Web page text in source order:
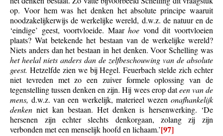
op. Voor hem was het denken het absolute principe waaruit
noodzakelijkerwijs de werkelijke wereld, d.w.z. de natuur en de
‘eindige’ geest, voortvloeide. Maarhoe vond dit voortvloeien
plaats? Wat betekende het bestaan van de werkelijke wereld?
Niets anders dan het bestaan in het denken. Voor Schelling was
het heelal niets anders dan de zelfbeschouwing van de absolute
geest.Hetzelfde zien we bij Hegel. Feuerbach stelde zich echter
niet tevreden met zo een zuiver formele oplossing van de
tegenstelling tussen denken en zijn. Hij wees erop dateen van de
mens,d.w.z. van een werkelijk, materieel wezen onafhankelijk
denkenniet kan bestaan. Het denken is hersenwerking. ‘De
hersenen zijn echter slechts denkorgaan, zolang zij zijn
verbonden met een menselijk hoofd en lichaam.’[97]